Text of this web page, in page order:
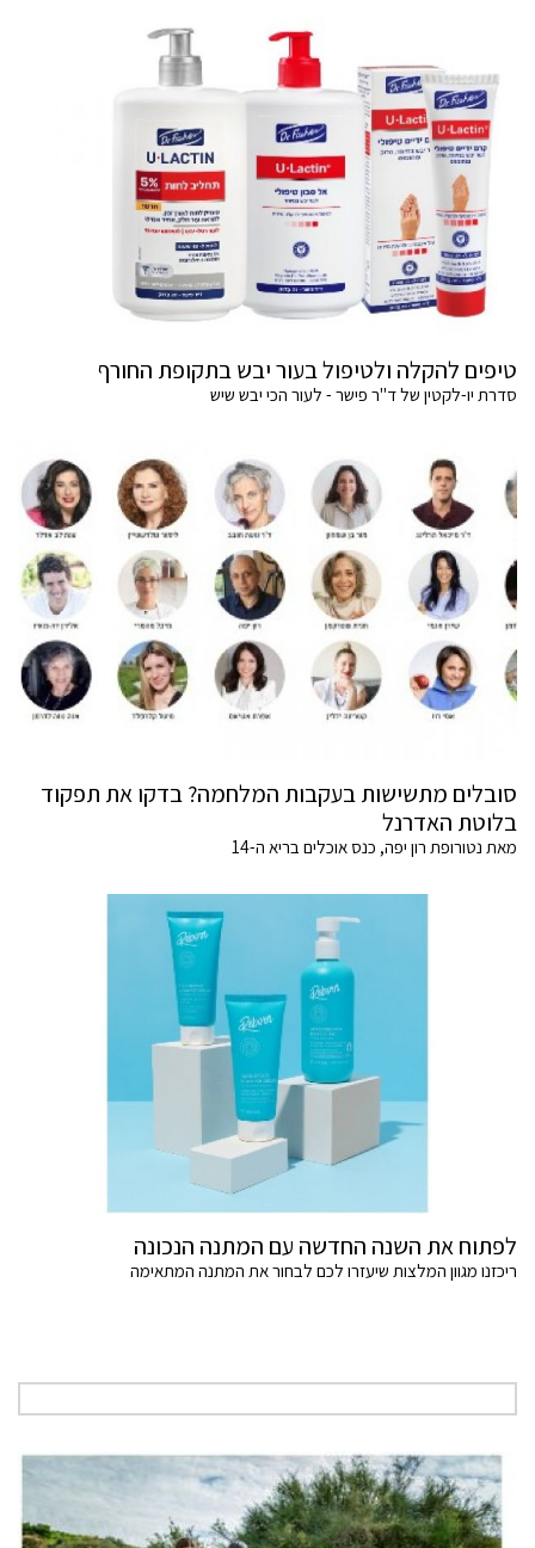
טיפים להקלה ולטיפול בעור יבש בתקופת החורף
סדרת יו-לקטין של ד"ר פישר - לעור הכי יבש שיש
סובלים מתשישות בעקבות המלחמה? בדקו את תפקוד
בלוטת האדרנל
מאת נטורופת רון יפה, כנס אוכלים בריא ה-14
לפתוח את השנה החדשה עם המתנה הנכונה
ריכזנו מגוון המלצות שיעזרו לכם לבחור את המתנה המתאימה